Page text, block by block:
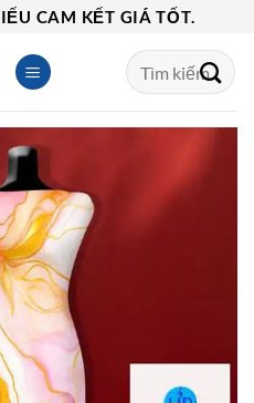
CAM KẾT GIÁ TỐT.
Tìm
kiếm: